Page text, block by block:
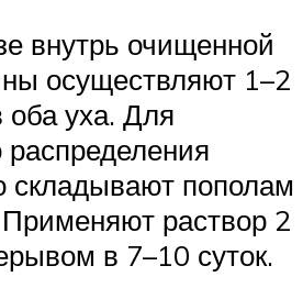
внутрь очищенной
осуществляют 1–2
уха. Для
распределения
складывают пополам
раствор 2
в 7–10 суток.